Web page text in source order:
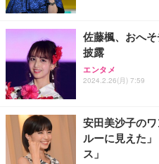
佐藤楓、おへ
披露
エンタメ
2024.2.26(月) 7:59
安田美沙子の
ルーに見えた
ス」